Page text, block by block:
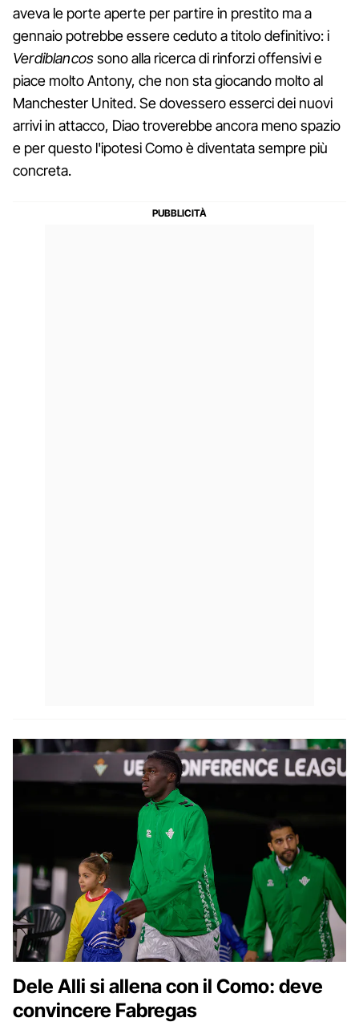
aveva le porte aperte per partire in prestito ma a
gennaio potrebbe essere ceduto a titolo definitivo: i
Verdiblancossono alla ricerca di rinforzi offensivi e
piace molto Antony, che non sta giocando molto al
Manchester United. Se dovessero esserci dei nuovi
arrivi in attacco, Diao troverebbe ancora meno spazio
e per questo l'ipotesi Como è diventata sempre più
concreta.
Dele Alli si allena con il Como: deve
convincere Fabregas